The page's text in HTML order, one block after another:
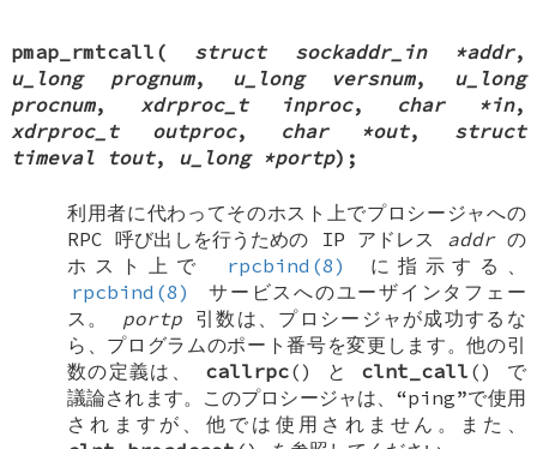
pmap_rmtcall ( struct sockaddr_in *addr,
u_long prognum, u_long versnum, u_long
procnum, xdrproc_t inproc, char *in,
xdrproc_t outproc, char *out, struct
timeval tout, u_long *portp);
利用者に代わってそのホスト上でプロシージャへの
RPC 呼び出しを行うための IP アドレス addrの
ホスト上で
rpcbind(8)
に指示する、
rpcbind(8)
サービスへのユーザインタフェー
ス。 portp引数は、プロシージャが成功するな
ら、プログラムのポート番号を変更します。他の引
数の定義は、 callrpc() と clnt_call () で
議論されます。このプロシージャは、“ping”で使用
されますが、他では使用されません。また、